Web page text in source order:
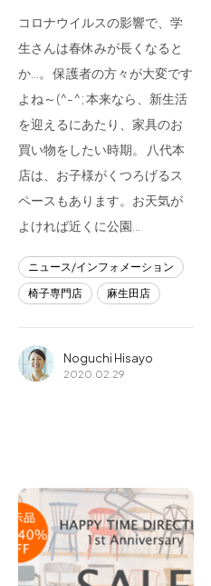
フラッグシップストア
熊本店
Arv
コロナウイルスの影響で、学
生さんは春休みが長くなると
か…。 保護者の方々が大変です
よね～(^-^; 本来なら、新生活
を迎えるにあたり、家具のお
買い物をしたい時期。 八代本
店は、お子様がくつろげるス
ペースもあります。お天気が
よければ近くに公園…
ニュース/インフォメーション
椅子専門店
麻生田店
Noguchi Hisayo
2020.02.29